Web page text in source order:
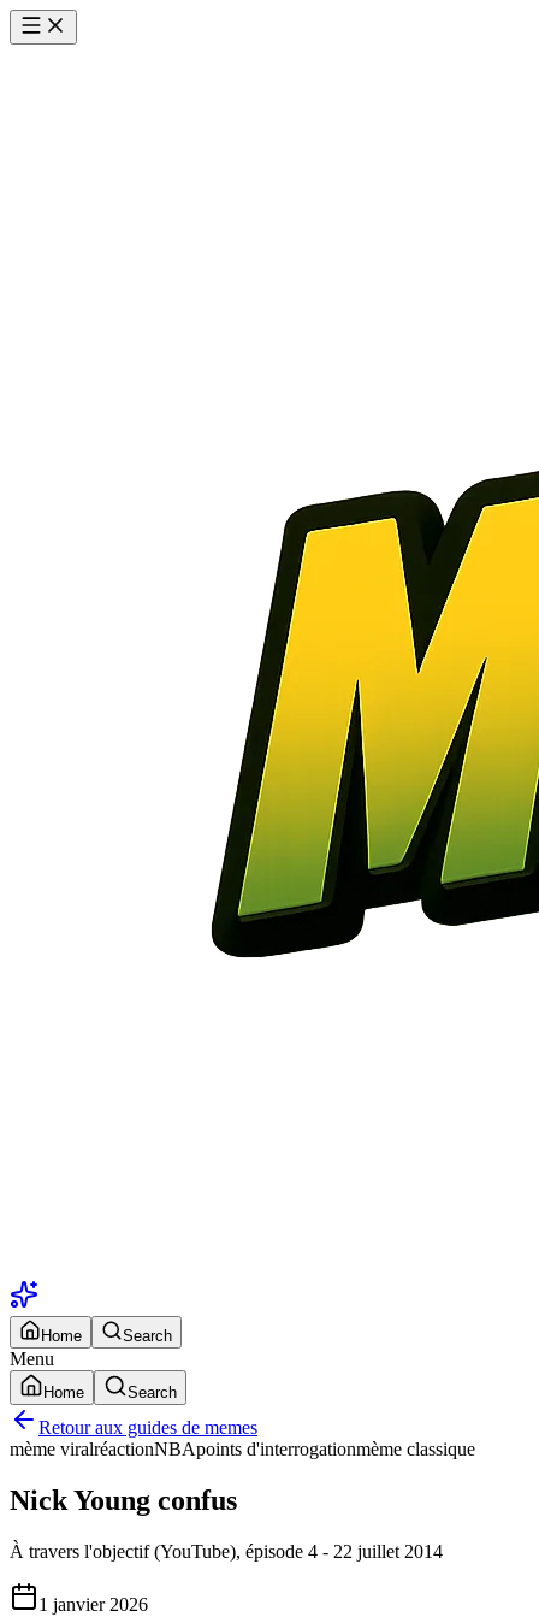
Home Search
Menu
Home Search
Retour aux guides de memes
mème viralréactionNBApoints d'interrogationmème classique
Nick Young confus
À travers l'objectif (YouTube), épisode 4 - 22 juillet 2014
1 janvier 2026